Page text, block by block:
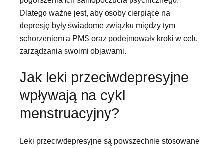
Dlatego ważne jest, aby osoby cierpiące na
depresję były świadome związku między tym
schorzeniem a PMS oraz podejmowały kroki w celu
zarządzania swoimi objawami.
Jak leki przeciwdepresyjne
wpływają na cykl
menstruacyjny?
Leki przeciwdepresyjne są powszechnie stosowane